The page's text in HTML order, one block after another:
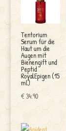
Tentorium
Serum für die
Haut um die
Augen mit
Bienengift und
Peptid
RoyalEpigen (15
ml)
€34.90